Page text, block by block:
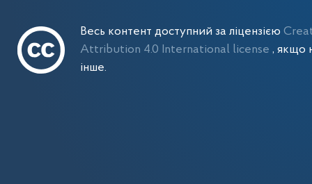
Весь контент доступний за ліцензією
Attribution 4.0 International license , якщо
інше.